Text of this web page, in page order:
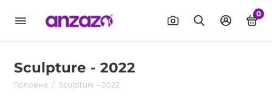
0
Sculpture - 2022
Головна Sculpture - 2022